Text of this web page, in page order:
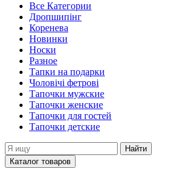
Все Категории
Дропшипінг
Коренева
Новинки
Носки
Разное
Тапки на подарки
Чоловічі фетрові
Тапочки мужские
Тапочки женские
Тапочки для гостей
Тапочки детские
Найти
Каталог товаров